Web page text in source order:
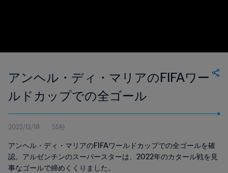
アンヘル・ディ・マリアのFIFAワー
ルドカップでの全ゴール
2022/12/18 55秒
アンヘル・ディ・マリアのFIFAワールドカップでの全ゴールを確
認。アルゼンチンのスーパースターは、2022年のカタール戦を見
事なゴールで締めくくりました。